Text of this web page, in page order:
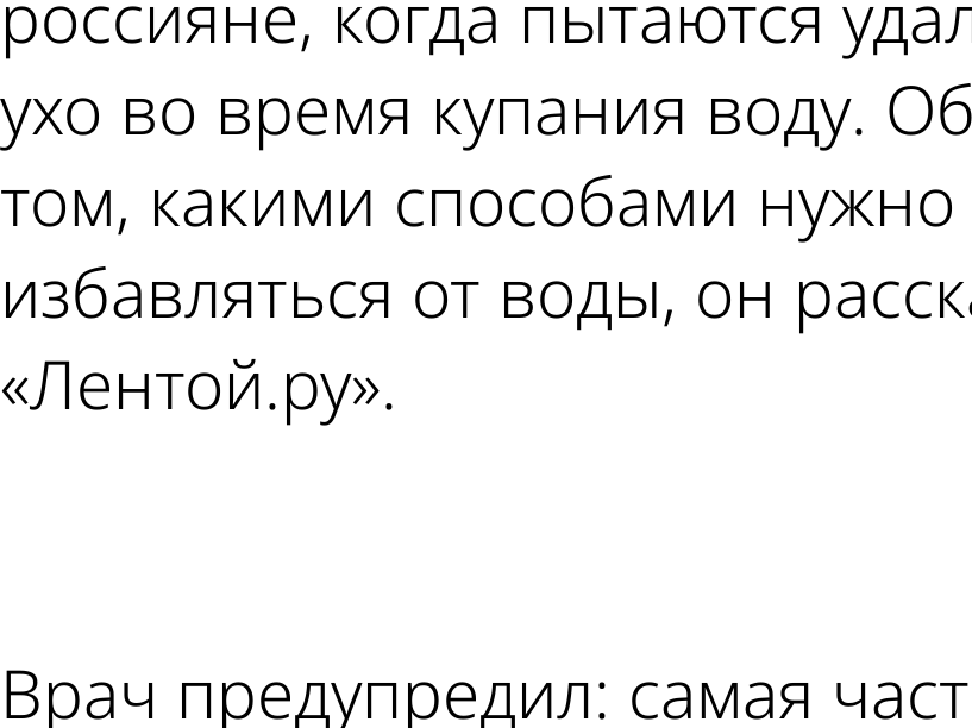
ухо во время купания воду.
том, какими способами
избавляться от воды, он
«Лентой.ру».
Врач предупредил: самая